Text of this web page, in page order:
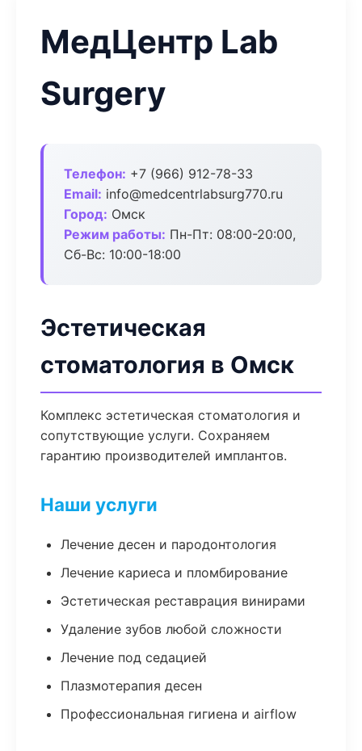
МедЦентр Lab
Surgery
Телефон: +7 (966) 912-78-33
Email: info@medcentrlabsurg770.ru
Город: Омск
Режим работы: Пн-Пт: 08:00-20:00,
Сб-Вс: 10:00-18:00
Эстетическая
стоматология в Омск
Комплекс эстетическая стоматология и
сопутствующие услуги. Сохраняем
гарантию производителей имплантов.
Наши услуги
Лечение десен и пародонтология
Лечение кариеса и пломбирование
Эстетическая реставрация винирами
Удаление зубов любой сложности
Лечение под седацией
Плазмотерапия десен
Профессиональная гигиена и airflow